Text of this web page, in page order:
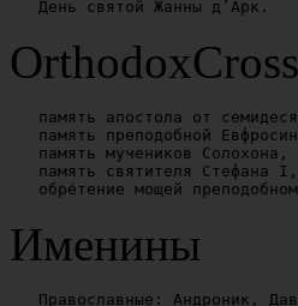
память апостола от
память преподобной
память мучеников Солохона,
память святителя Стефана
Именины